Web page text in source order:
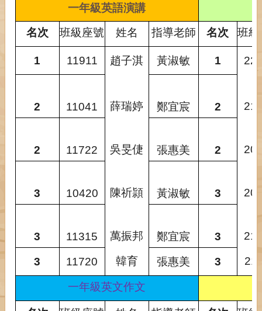
一年級英語演講
名次 班級座號 姓名 指導老師 名次 班
1 11911 趙子淇 黃淑敏 1
2 11041 薛瑞婷 鄭宜宸 2
2 11722 吳旻倢 張惠美 2
3 10420 陳祈頴 黃淑敏 3
3 11315 萬振邦 鄭宜宸 3
3 11720 韓育 張惠美 3
一年級英文作文